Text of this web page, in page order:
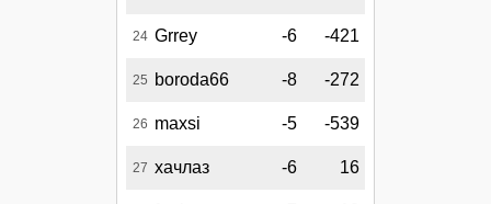
24 Grrey -6 -421
25 boroda66 -8 -272
26 maxsi -5 -539
27 хачлаз -6 16